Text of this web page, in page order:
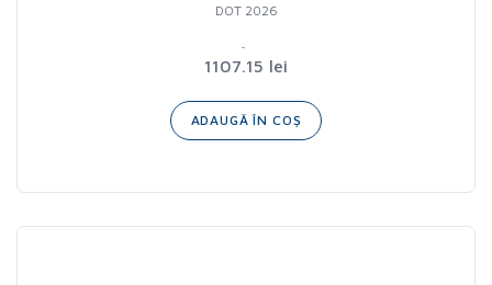
DOT 2026
1107.15 lei
ADAUGĂ ÎN COȘ